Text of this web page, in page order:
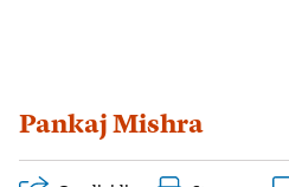
Pankaj Mishra